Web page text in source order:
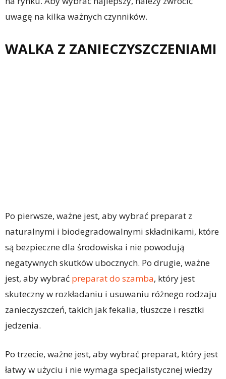
uwagę na kilka ważnych czynników.
WALKA Z ZANIECZYSZCZENIAMI
Po pierwsze, ważne jest, aby wybrać preparat z
naturalnymi i biodegradowalnymi składnikami, które
są bezpieczne dla środowiska i nie powodują
negatywnych skutków ubocznych. Po drugie, ważne
jest, aby wybrać preparat do szamba, który jest
skuteczny w rozkładaniu i usuwaniu różnego rodzaju
zanieczyszczeń, takich jak fekalia, tłuszcze i resztki
jedzenia.
Po trzecie, ważne jest, aby wybrać preparat, który jest
łatwy w użyciu i nie wymaga specjalistycznej wiedzy